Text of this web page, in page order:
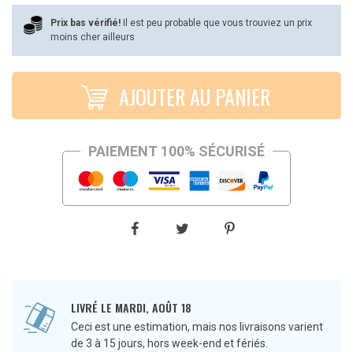
€29,99.
€15,90.
Prix bas vérifié!
Il est peu probable que vous trouviez un prix
moins cher ailleurs
AJOUTER AU PANIER
PAIEMENT 100% SÉCURISÉ
LIVRÉ LE MARDI, AOÛT 18
Ceci est une estimation, mais nos livraisons varient
de 3 à 15 jours, hors week-end et fériés.